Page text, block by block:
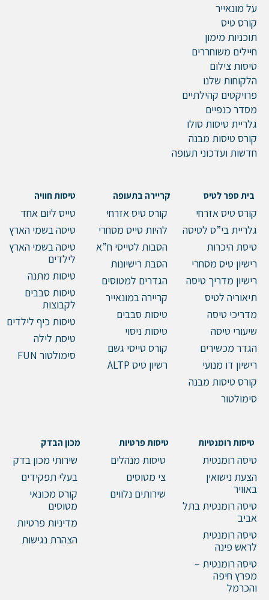
על מונאייר
קורס טיס
תוכניות מימון
חיילים משוחררים
טיסות צילום
הלקוחות שלנו
פרויקטים קהילתיים
מסדר כנפיים
גלריית טיסות סולו
קורס טיסות מבנה
חדשות ועדכוני תעופה
בית ספר לטיס
קורס טיס אזרחי
גלריית בי”ס לטיסה
טיסת היכרות
רישיון טיס מסחרי
רישיון מדריך טיסה
תיאוריה לטיס
מדריכי טיסה
שיעורי טיסה
הגדר מכשירים
רישיון דו מנועי
קורס טיסות מבנה
סימולטור
קריירה בתעופה
קורס טיס אזרחי
להיות טייס מסחרי
הסבות לטייסי ח”א
הסבת רישיונות
הגדרים למטוסים
קריירה במונאייר
טיסות סבבים
טיסות ניסוי
קורס טייסי גשם
רשיון טיס ALTP
טיסות חוויה
טייס ליום אחד
טיסה בשמי הארץ
טיסה בשמי הארץ
לילדים
טיסות מתנה
טיסות סבבים
לקבוצות
טיסות כיף לילדים
טיסת לילה
סימולטור FUN
טיסות רומנטיות
טיסה רומנטית
הצעת נישואין
באוויר
טיסה רומנטית בתל
אביב
טיסה רומנטית
לראש פינה
טיסה רומנטית –
מפרץ חיפה
והכרמל
טיסות פרטיות
טיסות מנהלים
צי מטוסים
שירותים נלווים
מכון הבדק
שירותי מכון בדק
בעלי תפקידים
קורס מכונאי
מטוסים
מדיניות פרטיות
הצהרת נגישות